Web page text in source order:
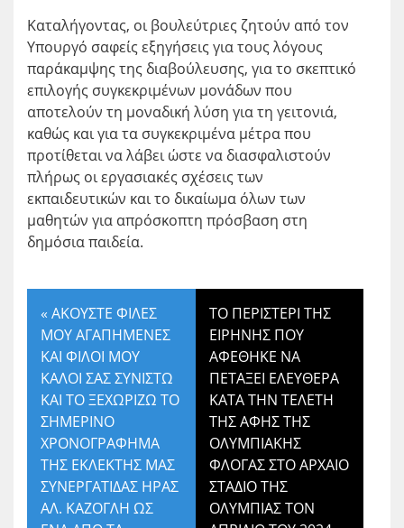
Καταλήγοντας, οι βουλεύτριες ζητούν από τον
Υπουργό σαφείς εξηγήσεις για τους λόγους
παράκαμψης της διαβούλευσης, για το σκεπτικό
επιλογής συγκεκριμένων μονάδων που
αποτελούν τη μοναδική λύση για τη γειτονιά,
καθώς και για τα συγκεκριμένα μέτρα που
προτίθεται να λάβει ώστε να διασφαλιστούν
πλήρως οι εργασιακές σχέσεις των
εκπαιδευτικών και το δικαίωμα όλων των
μαθητών για απρόσκοπτη πρόσβαση στη
δημόσια παιδεία.
« ΑΚΟΥΣΤΕ ΦΙΛΕΣ
ΜΟΥ ΑΓΑΠΗΜΕΝΕΣ
ΚΑΙ ΦΙΛΟΙ ΜΟΥ
ΚΑΛΟΙ ΣΑΣ ΣΥΝΙΣΤΩ
ΚΑΙ ΤΟ ΞΕΧΩΡΙΖΩ ΤΟ
ΣΗΜΕΡΙΝΟ
ΧΡΟΝΟΓΡΑΦΗΜΑ
ΤΗΣ ΕΚΛΕΚΤΗΣ ΜΑΣ
ΣΥΝΕΡΓΑΤΙΔΑΣ ΗΡΑΣ
ΑΛ. ΚΑΖΟΓΛΗ ΩΣ
ΤΟ ΠΕΡΙΣΤΕΡΙ ΤΗΣ
ΕΙΡΗΝΗΣ ΠΟΥ
ΑΦΕΘΗΚΕ ΝΑ
ΠΕΤΑΞΕΙ ΕΛΕΥΘΕΡΑ
ΚΑΤΑ ΤΗΝ ΤΕΛΕΤΗ
ΤΗΣ ΑΦΗΣ ΤΗΣ
ΟΛΥΜΠΙΑΚΗΣ
ΦΛΟΓΑΣ ΣΤΟ ΑΡΧΑΙΟ
ΣΤΑΔΙΟ ΤΗΣ
ΟΛΥΜΠΙΑΣ ΤΟΝ